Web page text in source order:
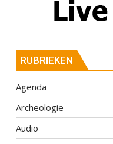
RUBRIEKEN
Agenda
Archeologie
Audio